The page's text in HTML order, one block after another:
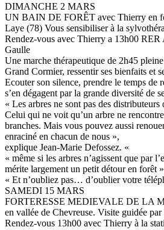
DIMANCHE 2 MARS
UN BAIN DE FORÊT avec Thierry en
Laye (78) Vous sensibiliser à la
Rendez-vous avec Thierry a 13h00 RER
Gaulle
Une marche thérapeutique de 2h45
Grand Cormier, ressentir ses bienfaits et
Ecouter son silence, prendre le temps de
s’en dégagent par la grande diversité de
« Les arbres ne sont pas des distributeurs
Celui qui ne voit qu’un arbre ne
branches. Mais vous pouvez aussi
enraciné en chacun de nous »,
explique Jean-Marie Defossez. «
« même si les arbres n’agissent que par
mérite largement un petit détour en forêt
« Et n’oubliez pas… d’oublier votre
SAMEDI 15 MARS
FORTERESSE MEDIEVALE DE LA
en vallée de Chevreuse. Visite guidée
Rendez-vous 13h00 avec Thierry à la